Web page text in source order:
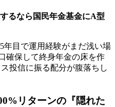
るなら国民年金基金にA型
年目で運用経験がまだ浅い場
確保して終身年金の床を作
投信に振る配分が腹落ちし
リターンの『隠れた